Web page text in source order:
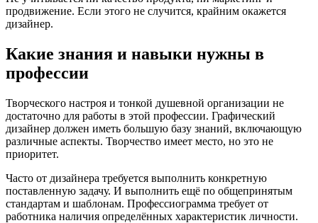
продвижение. Если этого не случится, крайним окажется
дизайнер.
Какие знания и навыки нужны в
профессии
Творческого настроя и тонкой душевной организации не
достаточно для работы в этой профессии. Графический
дизайнер должен иметь большую базу знаний, включающую
различные аспекты. Творчество имеет место, но это не
приоритет.
Часто от дизайнера требуется выполнить конкретную
поставленную задачу. И выполнить ещё по общепринятым
стандартам и шаблонам. Профессиограмма требует от
работника наличия определённых характеристик личности.